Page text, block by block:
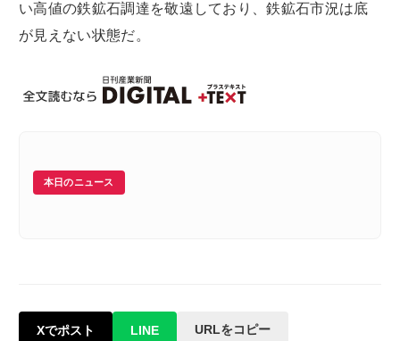
い高値の鉄鉱石調達を敬遠しており、鉄鉱石市況は底
が見えない状態だ。
本日のニュース
Xでポスト LINE URLをコピー